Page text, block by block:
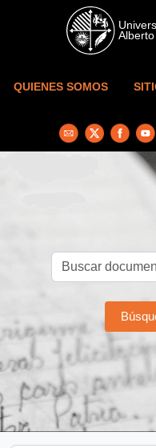
Skip to main content
QUIENES SOMOS